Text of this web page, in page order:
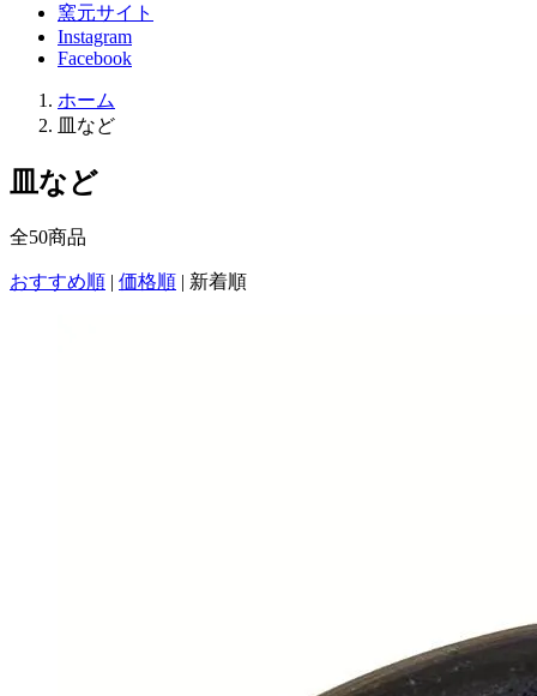
窯元サイト
Instagram
Facebook
ホーム
皿など
皿など
全50商品
おすすめ順 | 価格順 | 新着順